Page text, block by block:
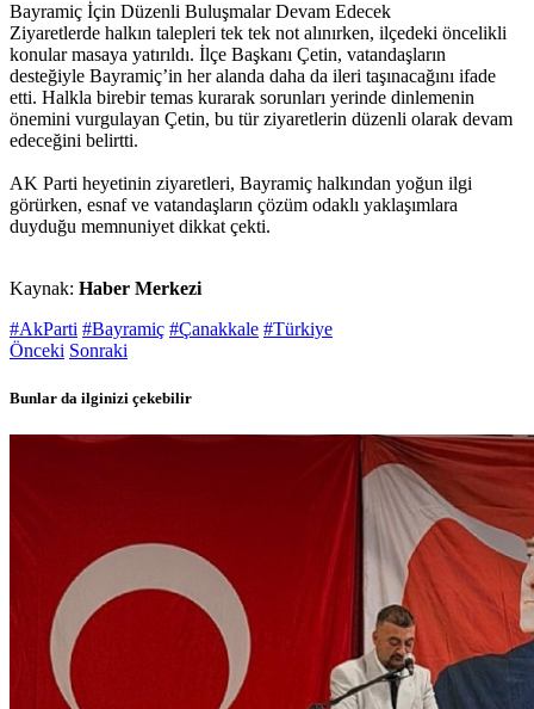
Bayramiç İçin Düzenli Buluşmalar Devam Edecek
Ziyaretlerde halkın talepleri tek tek not alınırken, ilçedeki öncelikli
konular masaya yatırıldı. İlçe Başkanı Çetin, vatandaşların
desteğiyle Bayramiç’in her alanda daha da ileri taşınacağını ifade
etti. Halkla birebir temas kurarak sorunları yerinde dinlemenin
önemini vurgulayan Çetin, bu tür ziyaretlerin düzenli olarak devam
edeceğini belirtti.
AK Parti heyetinin ziyaretleri, Bayramiç halkından yoğun ilgi
görürken, esnaf ve vatandaşların çözüm odaklı yaklaşımlara
duyduğu memnuniyet dikkat çekti.
Kaynak: Haber Merkezi
#AkParti #Bayramiç #Çanakkale #Türkiye
Önceki Sonraki
Bunlar da ilginizi çekebilir